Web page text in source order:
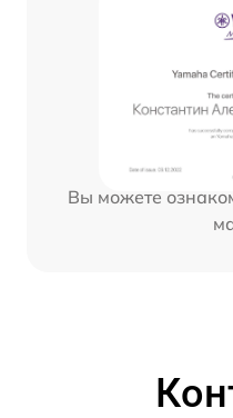
Вы можете